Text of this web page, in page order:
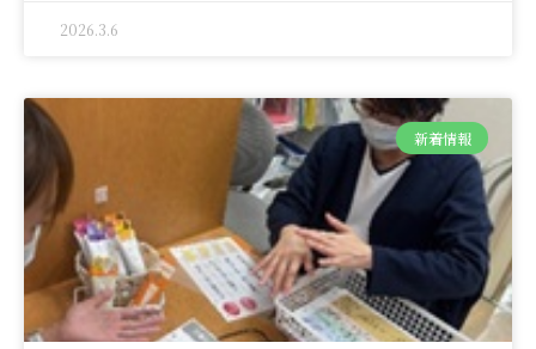
2026.3.6
新着情報